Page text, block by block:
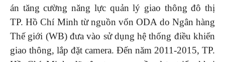
án tăng cường năng lực quản lý giao thông đô thị
TP. Hồ Chí Minh từ nguồn vốn ODA do Ngân hàng
Thế giới (WB) đưa vào sử dụng hệ thống điều khiển
giao thông, lắp đặt camera. Đến năm 2011-2015, TP.